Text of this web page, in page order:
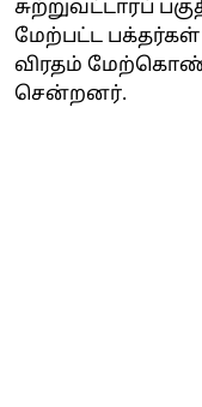
சுற்றுவட்டாரப்
மேற்பட்ட
விரதம்
சென்றனர்.